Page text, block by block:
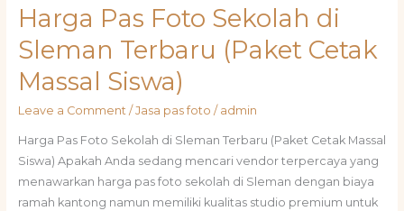
Harga Pas Foto Sekolah di
Sleman Terbaru (Paket Cetak
Massal Siswa)
Leave a Comment /Jasa pas foto / admin
Harga Pas Foto Sekolah di Sleman Terbaru (Paket Cetak Massal
Siswa) Apakah Anda sedang mencari vendor terpercaya yang
menawarkan harga pas foto sekolah di Sleman dengan biaya
ramah kantong namun memiliki kualitas studio premium untuk